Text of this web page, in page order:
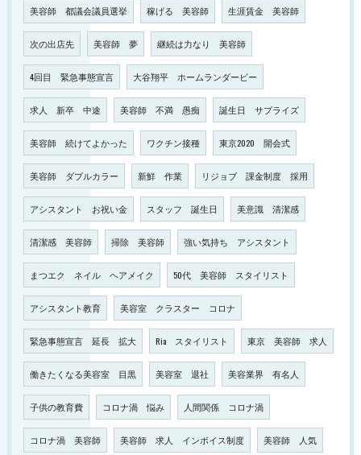
美容師 都議会議員選挙 稼げる 美容師 生涯賃金 美容師
次の出店先 美容師 夢 継続は力なり 美容師
4回目 緊急事態宣言 大谷翔平 ホームランダービー
求人 新卒 中途 美容師 不満 愚痴 誕生日 サプライズ
美容師 続けてよかった ワクチン接種 東京2020 開会式
美容師 ダブルカラー 新鮮 作業 リジョブ 課金制度 採用
アシスタント お祝い金 スタッフ 誕生日 美意識 清潔感
清潔感 美容師 掃除 美容師 強い気持ち アシスタント
まつエク ネイル ヘアメイク 50代 美容師 スタイリスト
アシスタント教育 美容室 クラスター コロナ
緊急事態宣言 延長 拡大 Ria スタイリスト 東京 美容師 求人
働きたくなる美容室 目黒 美容室 退社 美容業界 有名人
子供の教育費 コロナ渦 悩み 人間関係 コロナ渦
コロナ渦 美容師 美容師 求人 インボイス制度 美容師 人気